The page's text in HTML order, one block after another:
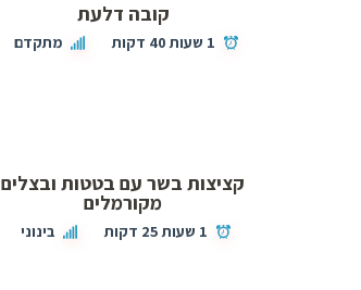
קובה דלעת
1 שעות 40 דקות מתקדם
קציצות בשר עם בטטות ובצלים
מקורמלים
1 שעות 25 דקות בינוני